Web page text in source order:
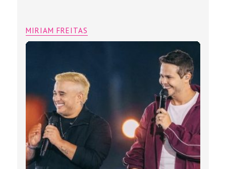
MIRIAM FREITAS